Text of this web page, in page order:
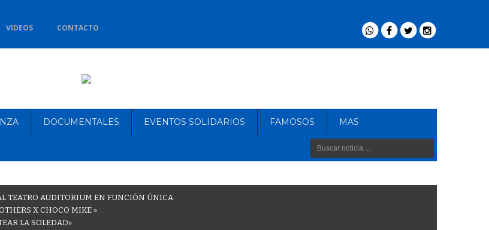
VIDEOS CONTACTO
DOCUMENTALES EVENTOS SOLIDARIOS FAMOSOS MAS
TEATRO AUDITORIUM EN FUNCIÓN ÚNICA
X CHOCO MIKE »
LA SOLEDAD»